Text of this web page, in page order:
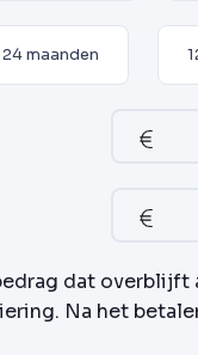
24 maanden
dat overblijft
Na het